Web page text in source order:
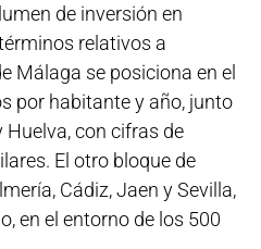
de inversión en
relativos a
Málaga se posiciona en el
por habitante y año, junto
Huelva, con cifras de
El otro bloque de
Cádiz, Jaen y Sevilla,
en el entorno de los 500